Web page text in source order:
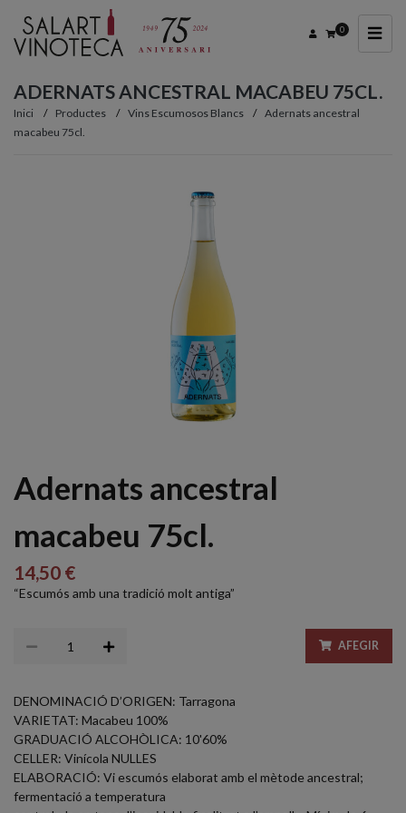
0
ADERNATS ANCESTRAL MACABEU 75CL.
Inici Productes Vins Escumosos Blancs
Adernats ancestral
macabeu 75cl.
Adernats ancestral
macabeu 75cl.
14,50 €
“Escumós amb una tradició molt antiga”
AFEGIR
DENOMINACIÓ D’ORIGEN: Tarragona
VARIETAT: Macabeu 100%
GRADUACIÓ ALCOHÒLICA: 10'60%
CELLER: Vinícola NULLES
ELABORACIÓ: Vi escumós elaborat amb el mètode ancestral;
fermentació a temperatura